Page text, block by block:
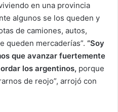
en una provincia
algunos se los queden y
de camiones, autos,
queden mercaderías”. “Soy
que avanzar fuertemente
los argentinos, porque
de reojo”, arrojó con